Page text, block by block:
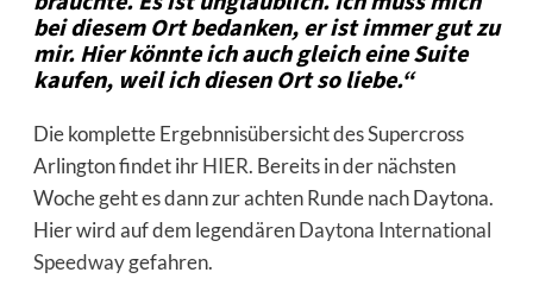
bei diesem Ort bedanken, er ist immer gut zu
mir. Hier könnte ich auch gleich eine Suite
kaufen, weil ich diesen Ort so liebe.“
Die komplette Ergebnnisübersicht des Supercross
Arlington findet ihrHIER. Bereits in der nächsten
Woche geht es dann zur achten Runde nach Daytona.
Hier wird auf dem legendärenDaytona International
Speedwaygefahren.